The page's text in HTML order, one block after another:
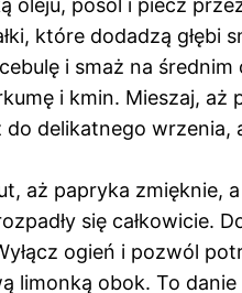
oleju, posól i piecz
które dodadzą głębi
i smaż na
i kmin. Mieszaj,
delikatnego wrzenia,
aż papryka zmięknie, a
się całkowicie.
ogień i pozwól
obok. To